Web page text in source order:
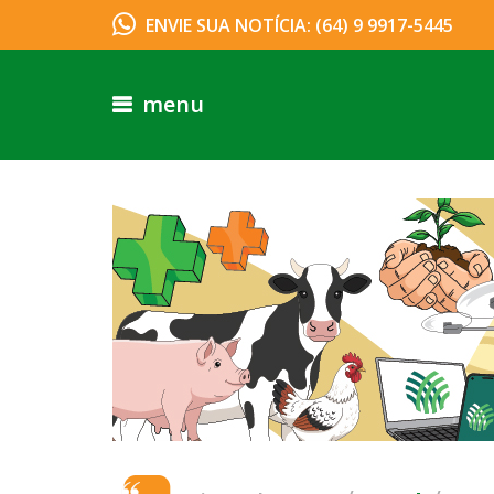
ENVIE SUA NOTÍCIA: (64) 9 9917-5445
menu